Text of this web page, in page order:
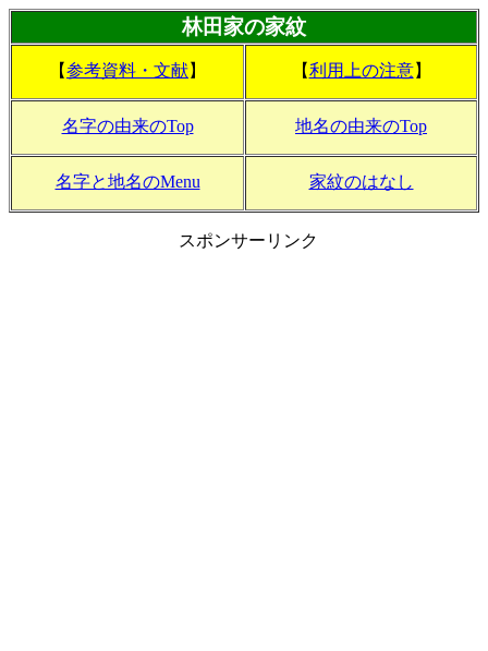
林田家の家紋
【参考資料・文献】 【利用上の注意】
名字の由来のTop 地名の由来のTop
名字と地名のMenu 家紋のはなし
スポンサーリンク